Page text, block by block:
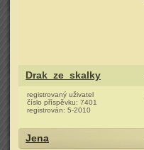
Drak_ze_skalky
registrovaný uživatel
číslo příspěvku: 7401
registrován: 5-2010
Jena